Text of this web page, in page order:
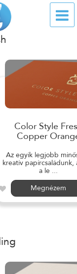
Color Style
Copper
Az egyik legjobb
kreatív papírcsaládunk,
a le ...
Megnézem